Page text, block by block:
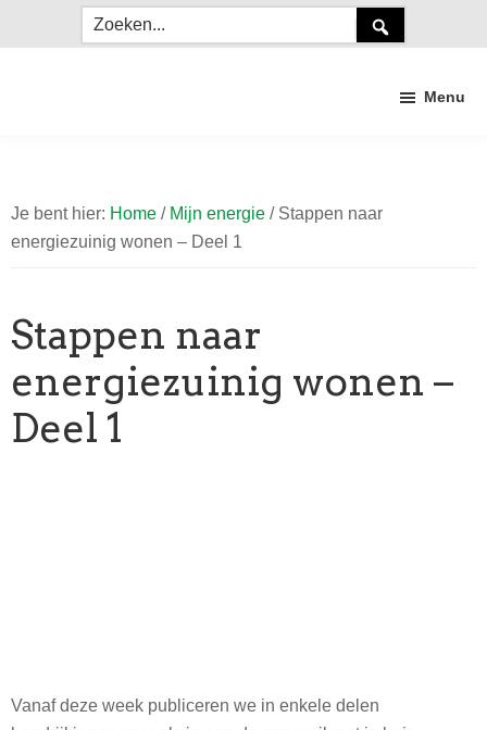
Zoeken...
Menu
Je bent hier: Home / Mijn energie /Stappen naar
energiezuinig wonen – Deel 1
Stappen naar
energiezuinig wonen –
Deel 1
Vanaf deze week publiceren we in enkele delen